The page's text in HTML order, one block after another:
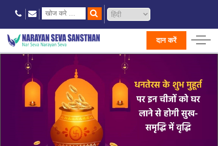
दान करें